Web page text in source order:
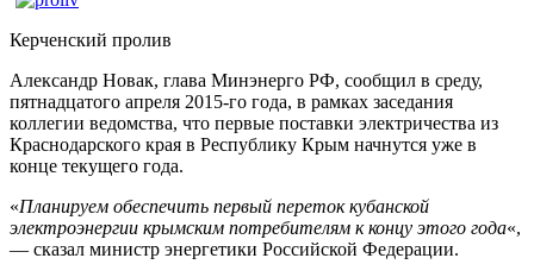
Керченский пролив
Александр Новак, глава Минэнерго РФ, сообщил в среду,
пятнадцатого апреля 2015-го года, в рамках заседания
коллегии ведомства, что первые поставки электричества из
Краснодарского края в Республику Крым начнутся уже в
конце текущего года.
«Планируем обеспечить первый переток кубанской
электроэнергии крымским потребителям к концу этого года«,
— сказал министр энергетики Российской Федерации.